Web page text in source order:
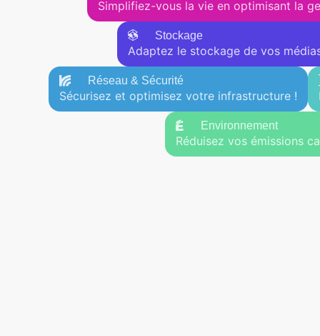
Simplifiez-vous la vie en optimisant la
Stockage
Adaptez le stockage de vos
Réseau & Sécurité
Sécurisez et optimisez votre infrastructure !
Environnement
Réduisez vos émissions